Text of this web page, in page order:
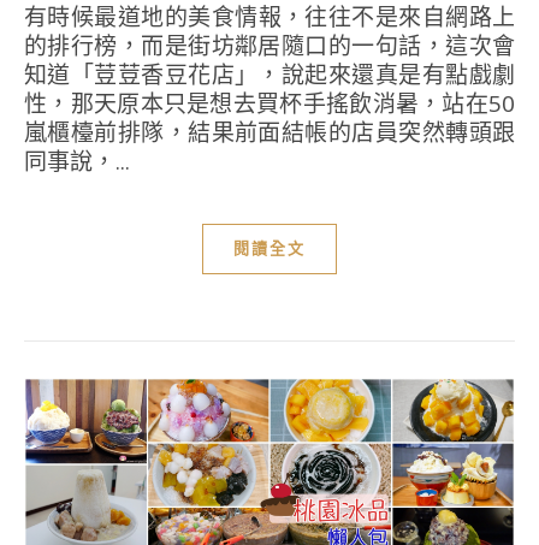
有時候最道地的美食情報，往往不是來自網路上
的排行榜，而是街坊鄰居隨口的一句話，這次會
知道「荳荳香豆花店」，說起來還真是有點戲劇
性，那天原本只是想去買杯手搖飲消暑，站在50
嵐櫃檯前排隊，結果前面結帳的店員突然轉頭跟
同事說，...
閱讀全文